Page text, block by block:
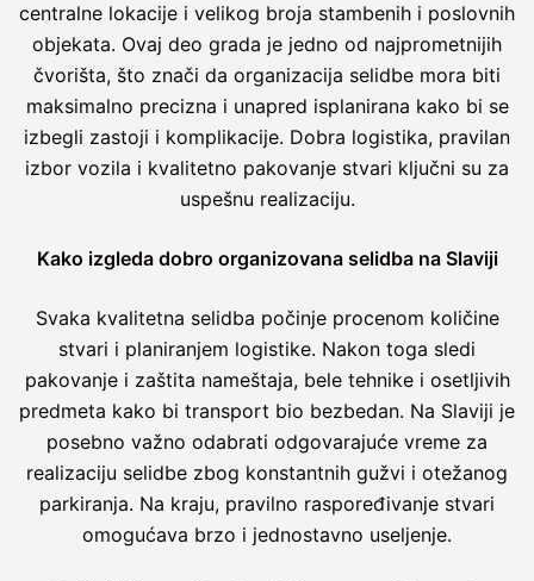
centralne lokacije i velikog broja stambenih i poslovnih
objekata. Ovaj deo grada je jedno od najprometnijih
čvorišta, što znači da organizacija selidbe mora biti
maksimalno precizna i unapred isplanirana kako bi se
izbegli zastoji i komplikacije. Dobra logistika, pravilan
izbor vozila i kvalitetno pakovanje stvari ključni su za
uspešnu realizaciju.
Kako izgleda dobro organizovana selidba na Slaviji
Svaka kvalitetna selidba počinje procenom količine
stvari i planiranjem logistike. Nakon toga sledi
pakovanje i zaštita nameštaja, bele tehnike i osetljivih
predmeta kako bi transport bio bezbedan. Na Slaviji je
posebno važno odabrati odgovarajuće vreme za
realizaciju selidbe zbog konstantnih gužvi i otežanog
parkiranja. Na kraju, pravilno raspoređivanje stvari
omogućava brzo i jednostavno useljenje.